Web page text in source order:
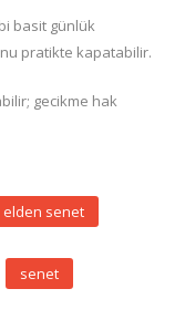
basit günlük
pratikte kapatabilir.
gecikme hak
elden senet
senet